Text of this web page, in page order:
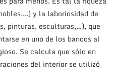
y la laboriosidad de
pinturas, esculturas,…), que
en uno de los bancos al
Se calcula que sólo en
del interior se utilizó